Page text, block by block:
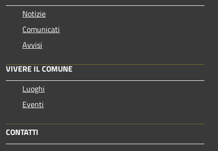
Notizie
Comunicati
Avvisi
VIVERE IL COMUNE
Luoghi
Eventi
CONTATTI